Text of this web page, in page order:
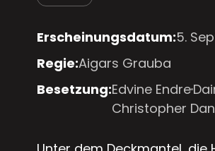
Erscheinungsdatum:5.
Regie:Aigars Grauba
Besetzung:Edvine Endre
Christopher